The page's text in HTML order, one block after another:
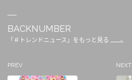
BACKNUMBER
「＃トレンドニュース」をもっと見る
PREV NEXT